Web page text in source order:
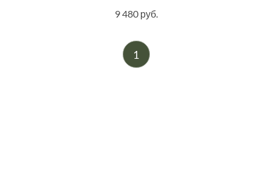
9 480 руб.
1